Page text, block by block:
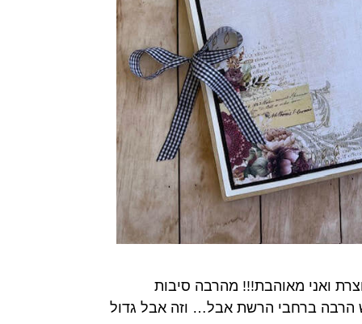
ואני מאוהבת!!! מהרבה סיבות
הרבה ברחבי הרשת אבל… וזה אבל גדול